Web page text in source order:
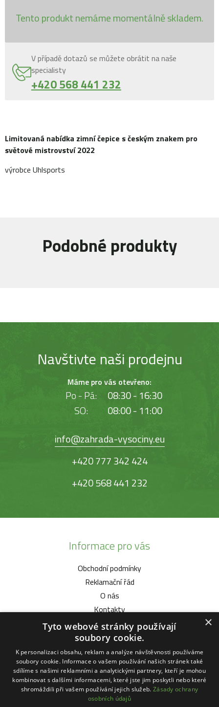
Tento produkt nemáme momentálně skladem.
V případě dotazů se můžete obrátit na naše
specialisty
+420 568 441 232
Limitovaná nabídka zimní čepice s českým znakem pro
světové mistrovství 2022
výrobce Uhlsports
Podobné produkty
Navštivte naši prodejnu
Máme pro vás otevřeno:
Po - Pá:
08:30 - 16:30
SO:
08:00 - 11:00
info@zahrada-vysociny.eu
+420 777 342 424
+420 568 441 232
Informace pro vás
Obchodní podmínky
Reklamační řád
O nás
Kontakty
Vybíráme pro vás
Malotratory Vari Honda
Kuchyňské potřeby Status
Sekačky robotické
Motorové pily Stihl
×
Tyto webové stránky používají
soubory cookie.
K personalizaci obsahu, reklam a analýze návštěvnosti používáme
soubory cookie. Informace o vašem používání našich stránek také
sdílíme s našimi reklamními a analytickými partnery, kteří je mohou
kombinovat s dalšími informacemi, které jste jim poskytli nebo které
shromáždili při vašem používání jejich služeb. Zásady ochrany
osobních údajů